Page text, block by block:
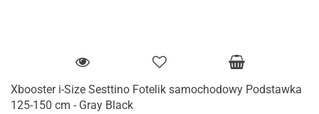
Xbooster i-Size Sesttino Fotelik samochodowy Podstawka
125-150 cm - Gray Black